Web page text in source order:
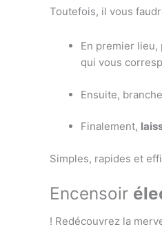
Toutefois, il vous
En premier
qui vous
Ensuite,
Finalement,
Simples, rapides et
Encensoir
! Redécouvrez la